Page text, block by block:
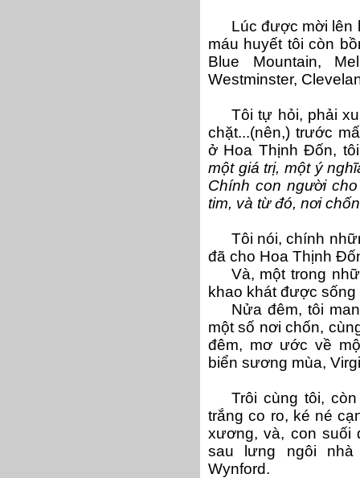
Lúc được mời lên
máu huyết tôi còn
Blue Mountain,
Westminster,
Tôi tự hỏi, phải
chặt...(nên,) trước
ở Hoa Thịnh Đốn,
một giá trị, một ý
Chính con người
tim, và từ đó, nơi
Tôi nói, chính
đã cho Hoa Thịnh
Và, một trong
khao khát được
Nửa đêm, tôi
một số nơi chốn,
đêm, mơ ước về
biển sương mùa,
Trôi cùng tôi,
trắng co ro, ké né
xương, và, con suối
sau lưng ngôi nhà
Wynford.